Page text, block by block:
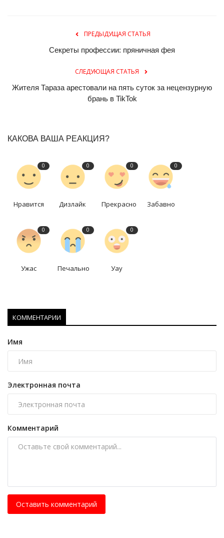
ПРЕДЫДУЩАЯ СТАТЬЯ
Секреты профессии: пряничная фея
СЛЕДУЮЩАЯ СТАТЬЯ
Жителя Тараза арестовали на пять суток за нецензурную
брань в TikTok
КАКОВА ВАША РЕАКЦИЯ?
0
Нравится
0
Дизлайк
0
Прекрасно
0
Забавно
0
Ужас
0
Печально
0
Уау
КОММЕНТАРИИ
Имя
Электронная почта
Комментарий
Оставить комментарий